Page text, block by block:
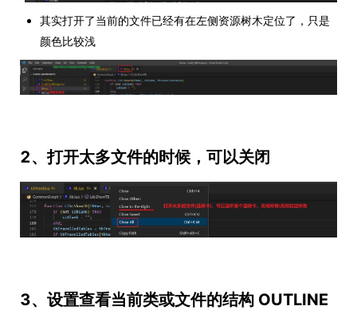
其实打开了当前的文件已经有在左侧资源树木定位了，只是
颜色比较浅
2、打开太多文件的时候，可以关闭
3、设置查看当前类或文件的结构 OUTLINE